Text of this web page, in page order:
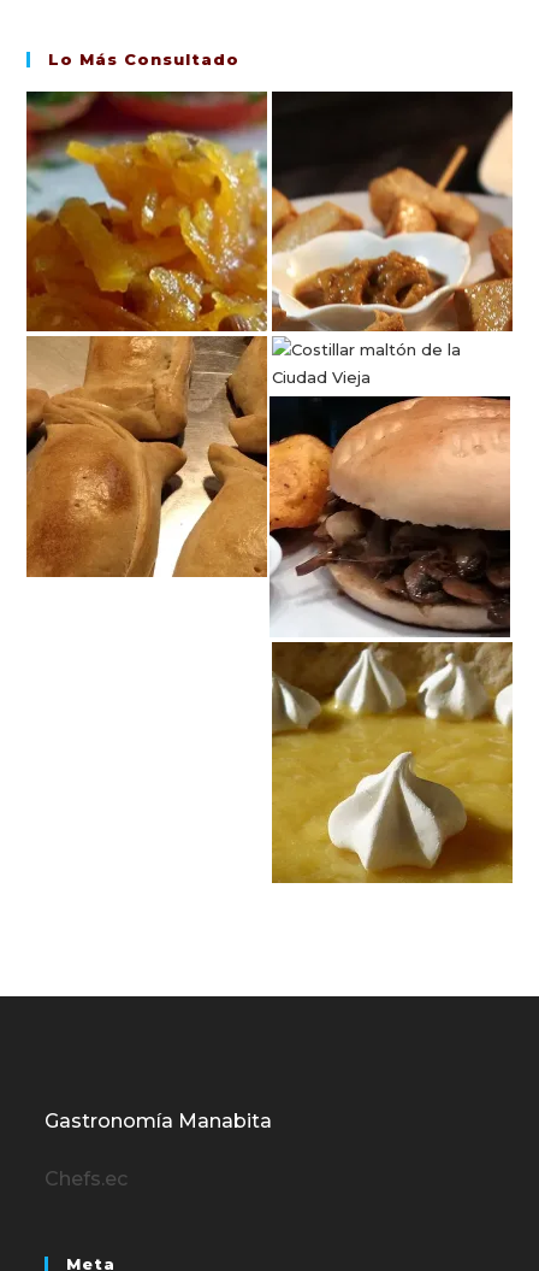
Lo Más Consultado
Gastronomía Manabita
Chefs.ec
Meta